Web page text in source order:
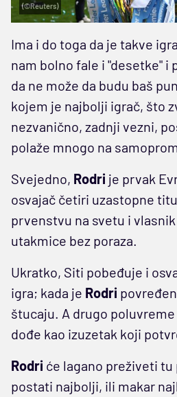
(©Reuters)
Ima i do toga da je takve
nam bolno fale i "desetke" i
da ne može da budu baš
kojem je najbolji igrač, što
nezvanično, zadnji vezni,
polaže mnogo na
Svejedno, Rodri je prvak
osvajač četiri uzastopne
prvenstvu na svetu i
utakmice bez poraza.
Ukratko, Siti pobeđuje i
igra; kada je Rodri
štucaju. A drugo
dođe kao izuzetak koji
Rodri će lagano preživeti tu
postati najbolji, ili makar